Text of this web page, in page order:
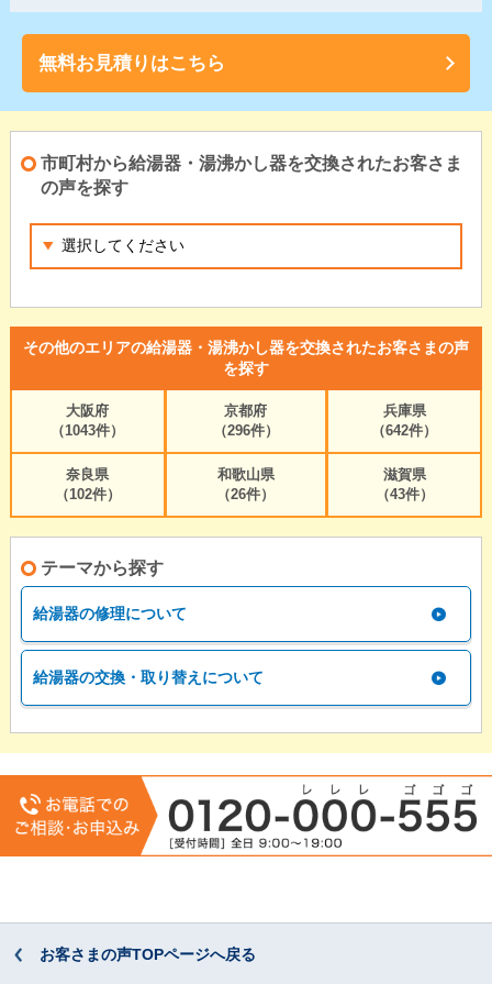
無料お見積りはこちら
市町村から給湯器・湯沸かし器を交換されたお客さま
の声を探す
その他のエリアの給湯器・湯沸かし器を交換されたお客さまの声
を探す
大阪府
（1043件）
京都府
（296件）
兵庫県
（642件）
奈良県
（102件）
和歌山県
（26件）
滋賀県
（43件）
テーマから探す
給湯器の修理について
給湯器の交換・取り替えについて
お客さまの声TOPページへ戻る